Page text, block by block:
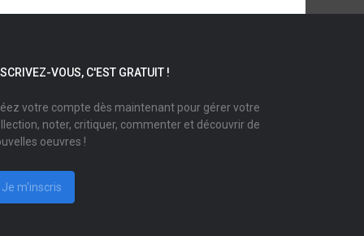
VOUS, C'EST GRATUIT !
votre compte dès maintenant pour gérer votre
noter, critiquer, commenter et découvrir de
oeuvres !
Je m'inscris